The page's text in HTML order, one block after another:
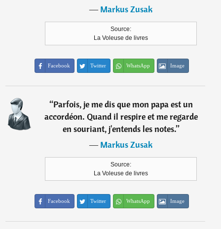
―Markus Zusak
Source:
La Voleuse de livres
Facebook Twitter WhatsApp Image
“Parfois, je me dis que mon papa est un
accordéon. Quand il respire et me regarde
en souriant, j'entends les notes.”
―Markus Zusak
Source:
La Voleuse de livres
Facebook Twitter WhatsApp Image